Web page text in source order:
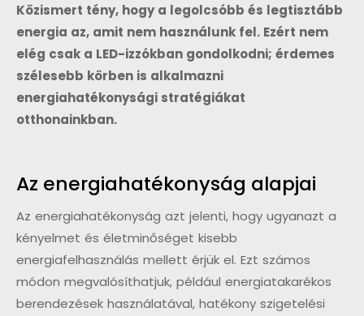
Közismert tény, hogy a legolcsóbb és legtisztább
energia az, amit nem használunk fel. Ezért nem
elég csak a LED-izzókban gondolkodni; érdemes
szélesebb körben is alkalmazni
energiahatékonysági stratégiákat
otthonainkban.
Az energiahatékonyság alapjai
Az energiahatékonyság azt jelenti, hogy ugyanazt a
kényelmet és életminőséget kisebb
energiafelhasználás mellett érjük el. Ezt számos
módon megvalósíthatjuk, például energiatakarékos
berendezések használatával, hatékony szigetelési